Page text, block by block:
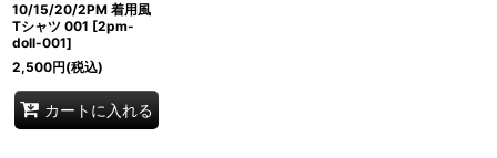
10/15/20/2PM 着用風
Tシャツ 001 [2pm-
doll-001]
2,500円(税込)
カートに入れる